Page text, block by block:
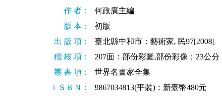
作 者：
何政廣主編
版 本：
初版
出 版 項：
臺北縣中和市：藝術家, 民97[2008]
稽 核 項：
207面：部份彩圖,部份彩像；23公分
叢 書 項：
世界名畫家全集
ＩＳＢＮ：
9867034813(平裝)：新臺幣480元